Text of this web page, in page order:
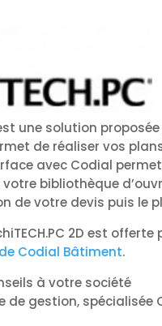
une solution
de réaliser vos
avec Codial
bibliothèque
de votre devis puis le
2D est offerte
Codial Bâtiment.
à votre société
de gestion, spécialisée